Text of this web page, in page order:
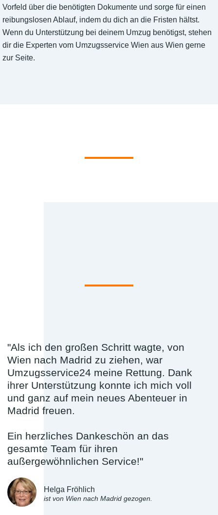
Vorfeld über die benötigten Dokumente und sorge für einen
reibungslosen Ablauf, indem du dich an die Fristen hältst.
Wenn du Unterstützung bei deinem Umzug benötigst, stehen
dir die Experten vom Umzugsservice Wien aus Wien gerne
zur Seite.
"Als ich den großen Schritt wagte, von
Wien nach Madrid zu ziehen, war
Umzugsservice24 meine Rettung. Dank
ihrer Unterstützung konnte ich mich voll
und ganz auf mein neues Abenteuer in
Madrid freuen.
Ein herzliches Dankeschön an das
gesamte Team für ihren
außergewöhnlichen Service!"
Helga Fröhlich
ist von Wien nach Madrid gezogen.